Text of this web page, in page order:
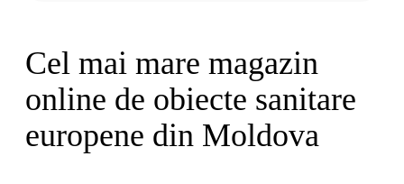
Cel mai mare magazin
online de obiecte sanitare
europene din Moldova